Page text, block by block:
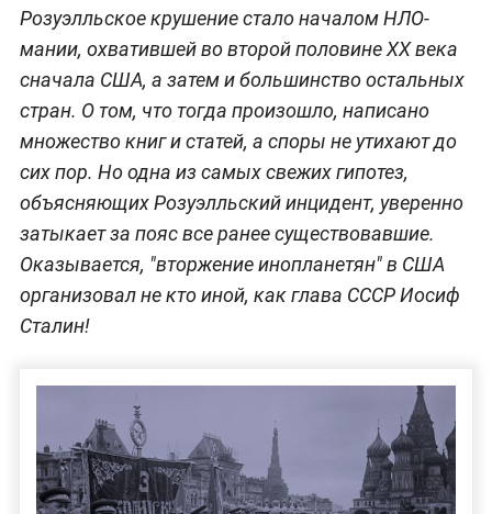
Розуэлльское крушение стало началом НЛО-
мании, охватившей во второй половине ХХ века
сначала США, а затем и большинство остальных
стран. О том, что тогда произошло, написано
множество книг и статей, а споры не утихают до
сих пор. Но одна из самых свежих гипотез,
объясняющих Розуэлльский инцидент, уверенно
затыкает за пояс все ранее существовавшие.
Оказывается, "вторжение инопланетян" в США
организовал не кто иной, как глава СССР Иосиф
Сталин!